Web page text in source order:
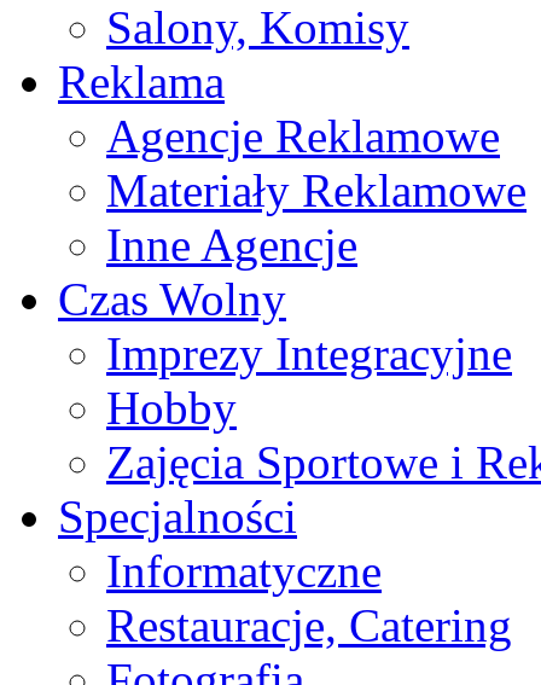
Salony, Komisy
Reklama
Agencje Reklamowe
Materiały Reklamowe
Inne Agencje
Czas Wolny
Imprezy Integracyjne
Hobby
Zajęcia Sportowe i
Specjalności
Informatyczne
Restauracje, Catering